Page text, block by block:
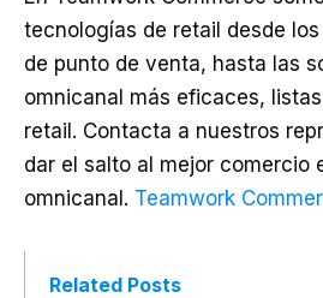
tecnologías de retail desde
de punto de venta, hasta las
omnicanal más eficaces,
retail. Contacta a nuestros
dar el salto al mejor comercio
omnicanal. Teamwork
Related Posts